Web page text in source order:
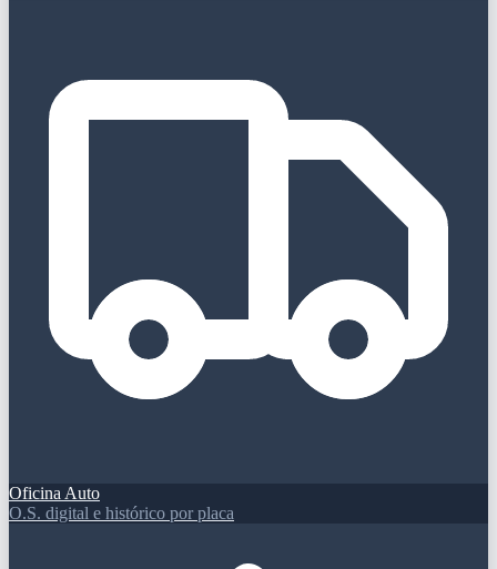
Oficina Auto
O.S. digital e histórico por placa